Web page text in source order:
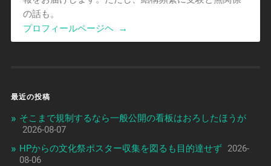
の話も。
プロフィールページヘ
→
最近の投稿
そこまで規制するなら一般公開の看板はおろしたほうが
2026-08-07
HPからの文化祭ポスター収集を図るも目的達せず 2026-
08-06